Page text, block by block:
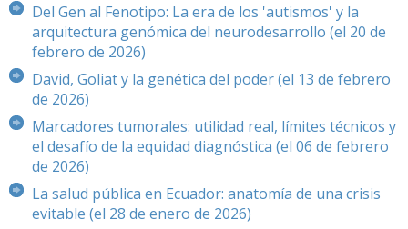
Del Gen al Fenotipo: La era de los 'autismos' y la
arquitectura genómica del neurodesarrollo (el 20 de
febrero de 2026)
David, Goliat y la genética del poder (el 13 de febrero
de 2026)
Marcadores tumorales: utilidad real, límites técnicos y
el desafío de la equidad diagnóstica (el 06 de febrero
de 2026)
La salud pública en Ecuador: anatomía de una crisis
evitable (el 28 de enero de 2026)